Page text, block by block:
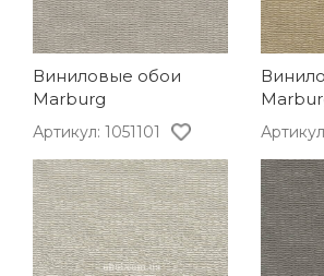
Виниловые обои
Marburg
Артикул: 1051101